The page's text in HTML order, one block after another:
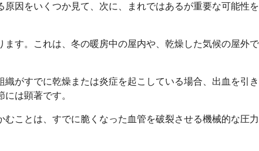
因をいくつか見て、次に、まれではあるが重要な可能性を
す。これは、冬の暖房中の屋内や、乾燥した気候の屋外で
がすでに乾燥または炎症を起こしている場合、出血を引き
は顕著です。
ことは、すでに脆くなった血管を破裂させる機械的な圧力